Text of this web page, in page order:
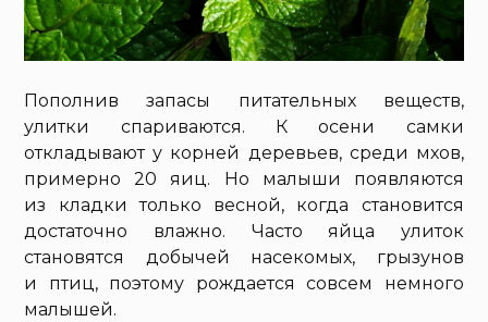
Пополнив запасы питательных веществ,
улитки спариваются. К осени самки
откладывают у корней деревьев, среди мхов,
примерно 20 яиц. Но малыши появляются
из кладки только весной, когда становится
достаточно влажно. Часто яйца улиток
становятся добычей насекомых, грызунов
и птиц, поэтому рождается совсем немного
малышей.